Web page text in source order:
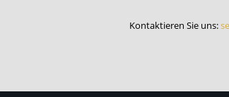
Kontaktieren Sie uns: